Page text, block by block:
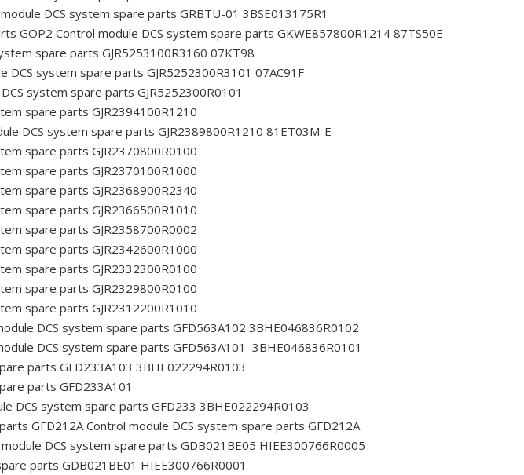
DCS system spare parts GRBTU-01 3BSE013175R1
GOP2 Control module DCS system spare parts GKWE857800R1214 87TS50E-
spare parts GJR5253100R3160 07KT98
DCS system spare parts GJR5252300R3101 07AC91F
system spare parts GJR5252300R0101
spare parts GJR2394100R1210
DCS system spare parts GJR2389800R1210 81ET03M-E
spare parts GJR2370800R0100
spare parts GJR2370100R1000
spare parts GJR2368900R2340
spare parts GJR2366500R1010
spare parts GJR2358700R0002
spare parts GJR2342600R1000
spare parts GJR2332300R0100
spare parts GJR2329800R0100
spare parts GJR2312200R1010
DCS system spare parts GFD563A102 3BHE046836R0102
DCS system spare parts GFD563A101 3BHE046836R0101
parts GFD233A103 3BHE022294R0103
parts GFD233A101
DCS system spare parts GFD233 3BHE022294R0103
GFD212A Control module DCS system spare parts GFD212A
DCS system spare parts GDB021BE05 HIEE300766R0005
parts GDB021BE01 HIEE300766R0001